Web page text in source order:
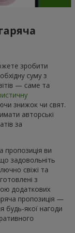
зробити
суму з
— саме та
знижок чи свят.
авторські
за
пропозиція ви
задовольніть
свіжі та
з
додаткових
пропозиція —
будь-якої нагоди